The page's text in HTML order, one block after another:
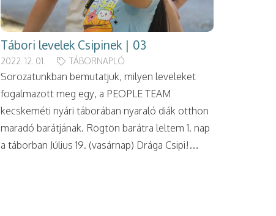
Tábori levelek Csipinek | 03
2022. 12. 01. TÁBORNAPLÓ
Sorozatunkban bemutatjuk, milyen leveleket
fogalmazott meg egy, a PEOPLE TEAM
kecskeméti nyári táborában nyaraló diák otthon
maradó barátjának. Rögtön barátra leltem 1. nap
a táborban Július 19. (vasárnap) Drága Csipi!…